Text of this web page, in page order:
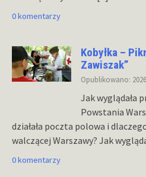
0 komentarzy
Kobyłka –
Zawiszak”
Opublikowano:
Jak wyglądała
Powstania
działała poczta polowa i
walczącej Warszawy? Jak
0 komentarzy